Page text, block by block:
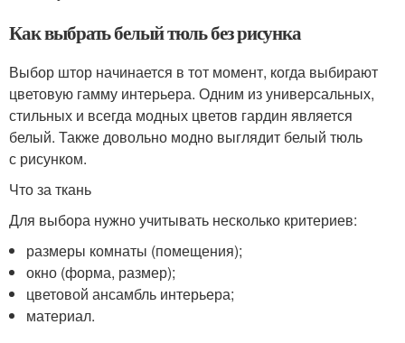
Как выбрать белый тюль без рисунка
Выбор штор начинается в тот момент, когда выбирают
цветовую гамму интерьера. Одним из универсальных,
стильных и всегда модных цветов гардин является
белый. Также довольно модно выглядит белый тюль
с рисунком.
Что за ткань
Для выбора нужно учитывать несколько критериев:
размеры комнаты (помещения);
окно (форма, размер);
цветовой ансамбль интерьера;
материал.